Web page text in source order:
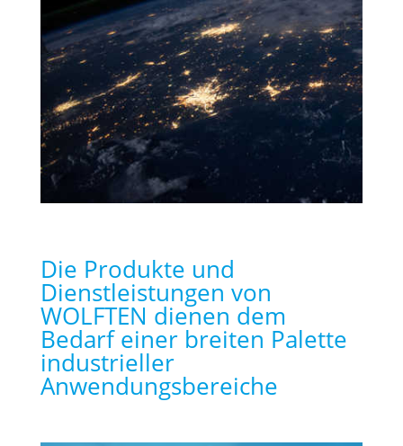
Die Produkte und
Dienstleistungen von
WOLFTEN dienen dem
Bedarf einer breiten Palette
industrieller
Anwendungsbereiche